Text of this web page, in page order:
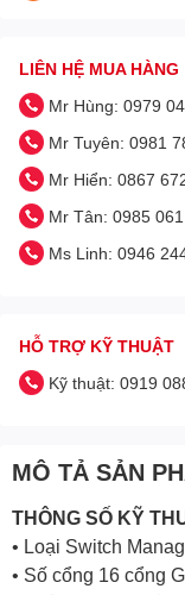
LIÊN HỆ MUA HÀNG
Mr Hùng: 0979
Mr Tuyên: 0981
Mr Hiển: 0867
Mr Tân: 0985
Ms Linh: 0946
HỖ TRỢ KỸ THUẬT
Kỹ thuật: 0919
MÔ TẢ SẢN
THÔNG SỐ KỸ
• Loại Switch
• Số cổng 16 cổng